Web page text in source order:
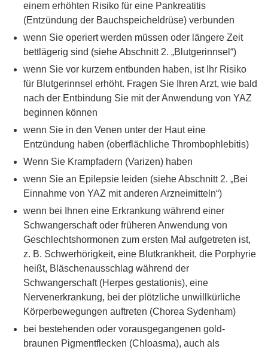
einem erhöhten Risiko für eine Pankreatitis
(Entzündung der Bauchspeicheldrüse) verbunden
wenn Sie operiert werden müssen oder längere Zeit
bettlägerig sind (siehe Abschnitt 2. „Blutgerinnsel“)
wenn Sie vor kurzem entbunden haben, ist Ihr Risiko
für Blutgerinnsel erhöht. Fragen Sie Ihren Arzt, wie bald
nach der Entbindung Sie mit der Anwendung von YAZ
beginnen können
wenn Sie in den Venen unter der Haut eine
Entzündung haben (oberflächliche Thrombophlebitis)
Wenn Sie Krampfadern (Varizen) haben
wenn Sie an Epilepsie leiden (siehe Abschnitt 2. „Bei
Einnahme von YAZ mit anderen Arzneimitteln“)
wenn bei Ihnen eine Erkrankung während einer
Schwangerschaft oder früheren Anwendung von
Geschlechtshormonen zum ersten Mal aufgetreten ist,
z. B. Schwerhörigkeit, eine Blutkrankheit, die Porphyrie
heißt, Bläschenausschlag während der
Schwangerschaft (Herpes gestationis), eine
Nervenerkrankung, bei der plötzliche unwillkürliche
Körperbewegungen auftreten (Chorea Sydenham)
bei bestehenden oder vorausgegangenen gold-
braunen Pigmentflecken (Chloasma), auch als